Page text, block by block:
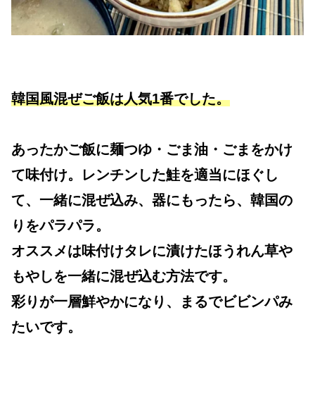
韓国風混ぜご飯は人気1番でした。
あったかご飯に麺つゆ・ごま油・ごまをかけ
て味付け。レンチンした鮭を適当にほぐし
て、一緒に混ぜ込み、器にもったら、韓国の
りをパラパラ。
オススメは味付けタレに漬けたほうれん草や
もやしを一緒に混ぜ込む方法です。
彩りが一層鮮やかになり、まるでビビンパみ
たいです。